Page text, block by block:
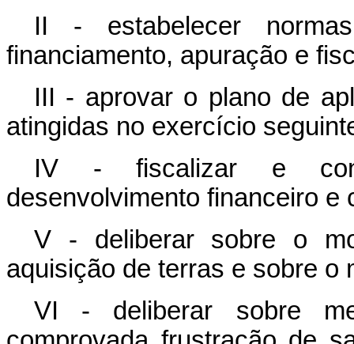
II - estabelecer
financiamento, apuração e
III - aprovar o plano de
atingidas no exercício
IV - fiscalizar e
desenvolvimento financeiro e
V - deliberar sobre o
aquisição de terras e sobre o
VI - deliberar sobre